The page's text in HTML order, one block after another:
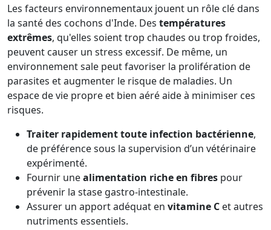
Les facteurs environnementaux jouent un rôle clé dans
la santé des cochons d'Inde. Des températures
extrêmes, qu'elles soient trop chaudes ou trop froides,
peuvent causer un stress excessif. De même, un
environnement sale peut favoriser la prolifération de
parasites et augmenter le risque de maladies. Un
espace de vie propre et bien aéré aide à minimiser ces
risques.
Traiter rapidement toute infection bactérienne,
de préférence sous la supervision d’un vétérinaire
expérimenté.
Fournir unealimentation riche en fibres pour
prévenir la stase gastro-intestinale.
Assurer un apport adéquat en vitamine C et autres
nutriments essentiels.